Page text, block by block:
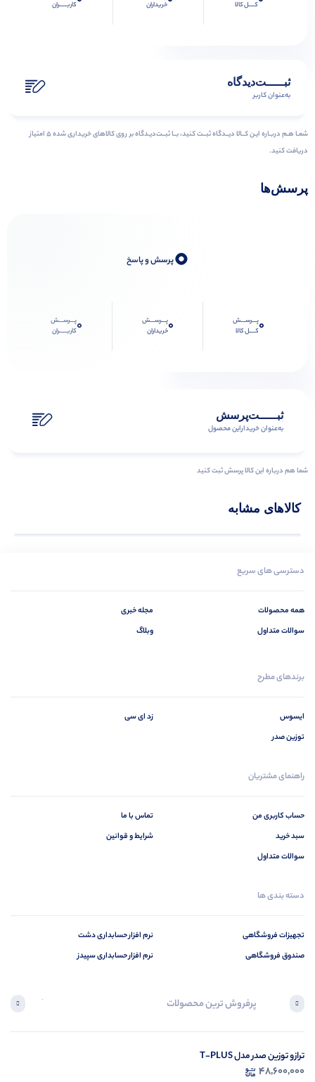
کــــل کالا
خریداران
کاربـــــران
ثبـــــت‌دیدگاه
به‌عنوان کاربر
شمـا هـم دربـاره ایـن کــالا دیــدگاه ثبــت کنید، بــا ثبــت‌دیـدگاه بر روی کالاهای خریداری شده ۵ امتیاز
دریافت کنید.
پرسش‌ها
0پرسش و پاسخ
0پـــرســـش
کــــل کالا
0پـــرســـش
خریداران
0پـــرســـش
کاربـــــران
ثبـــــت‌پرسش
به‌عنوان ‌خریدار‌این‌ محصول
شما هم درباره این کالا پرسش ثبت کنید
کالاهای مشابه
دسترسی های سریع
همه محصولات
سوالات متداول
مجله خبری
وبلاگ
برندهای مطرح
ایسوس
توزین صدر
زد ای سی
راهنمای مشتریان
حساب کاربری من
سبد خرید
سوالات متداول
تماس با ما
شرایط و قوانین
دسته بندی ها
تجهیزات فروشگاهی
صندوق فروشگاهی
نرم افزار حسابداری دشت
نرم افزار حسابداری سپیدز
پرفروش ترین محصولات آخرین
ترازو توزین صدر مدل T-PLUS
48,600,000